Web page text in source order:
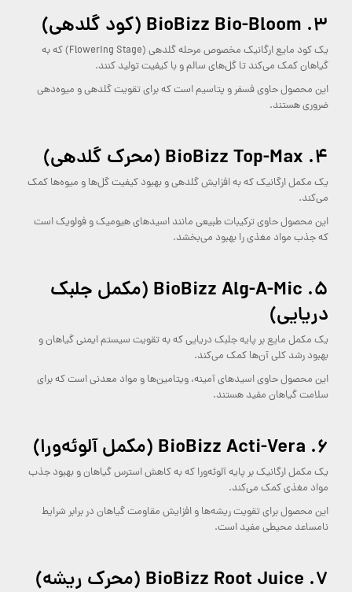
۳. BioBizz Bio-Bloom (کود گلدهی)
یک کود مایع ارگانیک مخصوص مرحله گلدهی (Flowering Stage) که به
گیاهان کمک می‌کند تا گل‌های سالم و با کیفیت تولید کنند.
این محصول حاوی فسفر و پتاسیم است که برای تقویت گلدهی و میوه‌دهی
ضروری هستند.
۴. BioBizz Top-Max (محرک گلدهی)
یک مکمل ارگانیک که به افزایش گلدهی و بهبود کیفیت گل‌ها و میوه‌ها کمک
می‌کند.
این محصول حاوی ترکیبات طبیعی مانند اسیدهای هیومیک و فولویک است
که جذب مواد مغذی را بهبود می‌بخشد.
۵.
BioBizz Alg-A-Mic (مکمل جلبک
دریایی)
یک مکمل مایع بر پایه جلبک دریایی که به تقویت سیستم ایمنی گیاهان و
بهبود رشد کلی آن‌ها کمک می‌کند.
این محصول حاوی اسیدهای آمینه، ویتامین‌ها و مواد معدنی است که برای
سلامت گیاهان مفید هستند.
۶. BioBizz Acti-Vera (مکمل آلوئه‌ورا)
یک مکمل ارگانیک بر پایه آلوئه‌ورا که به کاهش استرس گیاهان و بهبود جذب
مواد مغذی کمک می‌کند.
این محصول برای تقویت ریشه‌ها و افزایش مقاومت گیاهان در برابر شرایط
نامساعد محیطی مفید است.
۷. BioBizz Root Juice (محرک ریشه)